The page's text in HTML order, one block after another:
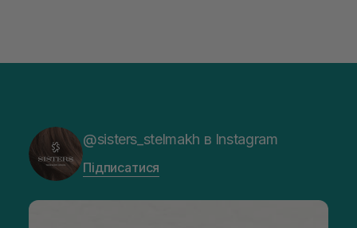
@sisters_stelmakh в Instagram
Підписатися